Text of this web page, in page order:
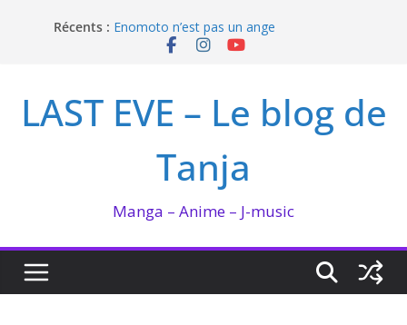
Récents : I’m not in love de Zeniko Sumiya
Enomoto n’est pas un ange
QUEEN BEE enflamme le Bataclan
LAST EVE – Le blog de
Tanja
Manga – Anime – J-music